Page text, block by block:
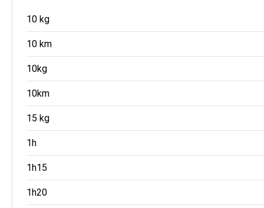
10 kg
10 km
10kg
10km
15 kg
1h
1h15
1h20